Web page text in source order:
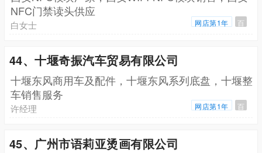
NFC门禁读头供应
白女士 网店第1年 百
44、十堰奇振汽车贸易有限公司
十堰东风商用车及配件，十堰东风系列底盘，十堰整
车销售服务
许经理 网店第1年 百
45、广州市语莉亚烫画有限公司